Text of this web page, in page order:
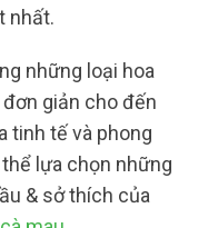
nhất.
những loại hoa
giản cho đến
tinh tế và phong
lựa chọn những
& sở thích của